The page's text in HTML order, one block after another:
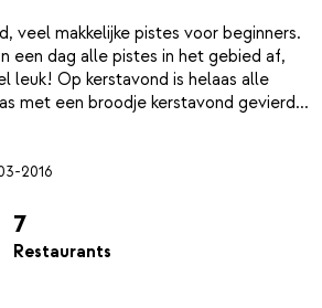
veel makkelijke pistes voor beginners.
een dag alle pistes in het gebied af,
leuk! Op kerstavond is helaas alle
2016
7
Restaurants